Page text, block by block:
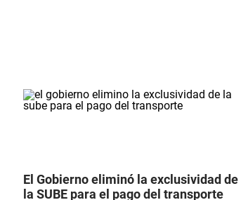
El Gobierno eliminó la exclusividad de
la SUBE para el pago del transporte